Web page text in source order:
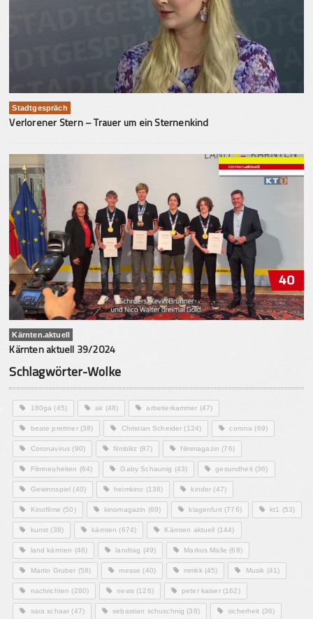
Stadtgespräch
Verlorener Stern – Trauer um ein Sternenkind
Kärnten.aktuell
Kärnten aktuell 39/2024
Schlagwörter-Wolke
180ga (45) ak (48) arbeiterkammer (47)
beate prettner(38) Christian Scheider (124) corona (69)
Coronavirus (90) filmblitz (87) filmmagazin (76)
Filmneuheiten (64) Gaby Schaunig (43) gesundheit(36)
Gewinnspiel (40) heimkino (138) kinder (47)
Kinofilme (50) kinomagazin (69) klagenfurt(776) kt1 (53)
kunst (38) kärnten (674) Kärnten aktuell (144)
land kärnten (46) landtag (49) Markus Malle (68)
Martin Gruber (58) messe (40) mmkk(45) Musik (41)
nachrichten (280) news(126) peter kaiser(162)
sara schaar (47) sebastian schuschnig (38) sicherheit (36)